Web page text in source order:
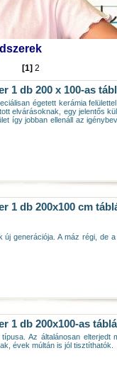
[1] 2
1 db 200 x 100-as
égetett kerámia
elvárásoknak, egy jelentős
így jobban ellenáll az
1 db 200x100 cm
új generációja. A máz régi, de
1 db 200x100-as
Az általánosan elterjedt
évek múltán is jól tisztíthatók.